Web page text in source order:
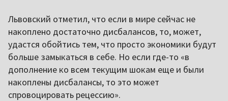
Львовский отметил, что если в мире сейчас не
накоплено достаточно дисбалансов, то, может,
удастся обойтись тем, что просто экономики будут
больше замыкаться в себе. Но если где-то «в
дополнение ко всем текущим шокам еще и были
накоплены дисбалансы, то это может
спровоцировать рецессию».